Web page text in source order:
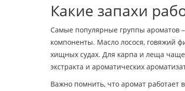
Какие запахи
Самые популярные группы ароматов
компоненты. Масло лосося, говяжий
хищных судах. Для карпа и леща чаще
экстракта и ароматических
Важно помнить, что аромат работает